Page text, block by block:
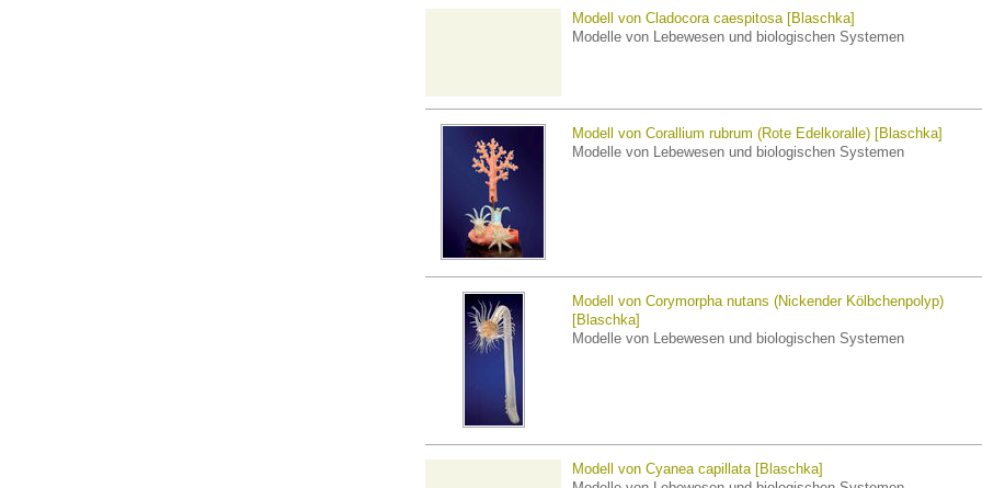
Modell von Cladocora caespitosa [Blaschka]
Modelle von Lebewesen und biologischen Systemen
Modell von Corallium rubrum (Rote Edelkoralle) [Blaschka]
Modelle von Lebewesen und biologischen Systemen
Modell von Corymorpha nutans (Nickender Kölbchenpolyp)
[Blaschka]
Modelle von Lebewesen und biologischen Systemen
Modell von Cyanea capillata [Blaschka]